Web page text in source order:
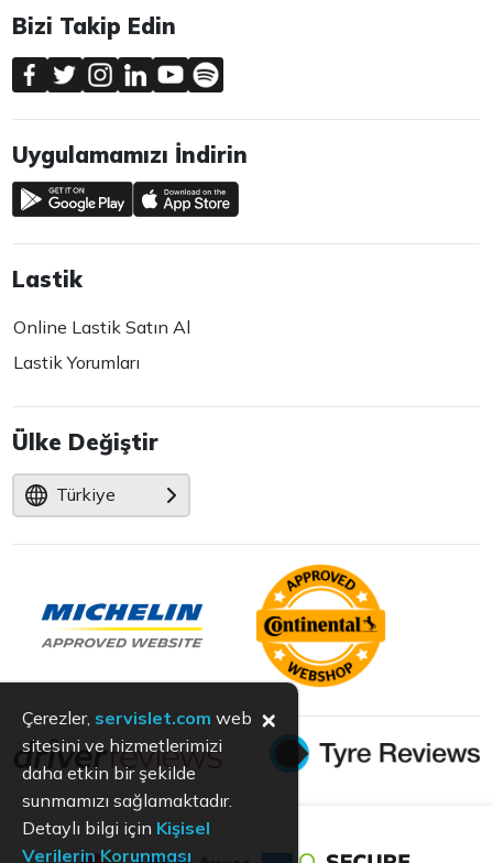
Bizi Takip Edin
Uygulamamızı İndirin
Lastik
Online Lastik Satın Al
Lastik Yorumları
Ülke Değiştir
Türkiye
Çerezler, servislet.com web
sitesini ve hizmetlerimizi
daha etkin bir şekilde
sunmamızı sağlamaktadır.
Detaylı bilgi için Kişisel
Verilerin Korunması
×